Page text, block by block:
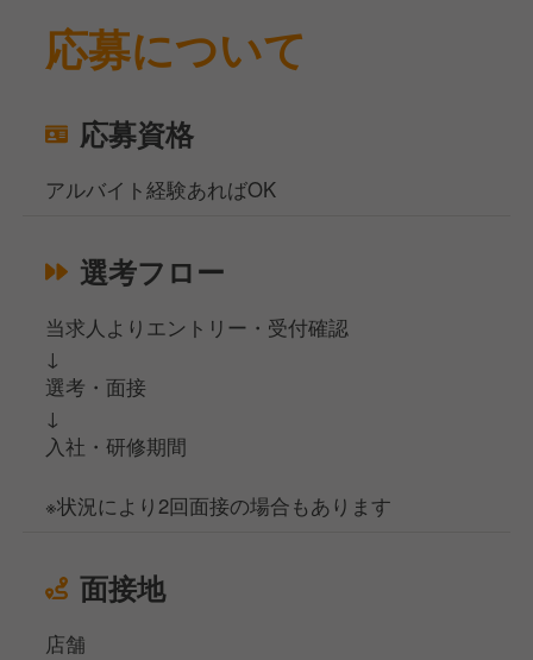
応募について
応募資格
アルバイト経験あればOK
選考フロー
当求人よりエントリー・受付確認
↓
選考・面接
↓
入社・研修期間
※状況により2回面接の場合もあります
面接地
店舗